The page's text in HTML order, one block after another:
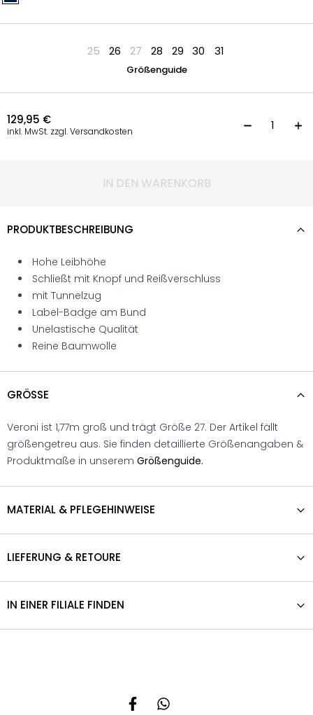
25 26 27 28 29 30 31
Größenguide
129,95 €
inkl. MwSt. zzgl. Versandkosten
IN DEN WARENKORB
PRODUKTBESCHREIBUNG
Hohe Leibhöhe
Schließt mit Knopf und Reißverschluss
mit Tunnelzug
Label-Badge am Bund
Unelastische Qualität
Reine Baumwolle
GRÖSSE
Veroni ist 1,77m groß und trägt Größe 27. Der Artikel fällt
größengetreu aus. Sie finden detaillierte Größenangaben &
Produktmaße in unserem Größenguide.
MATERIAL & PFLEGEHINWEISE
LIEFERUNG & RETOURE
IN EINER FILIALE FINDEN